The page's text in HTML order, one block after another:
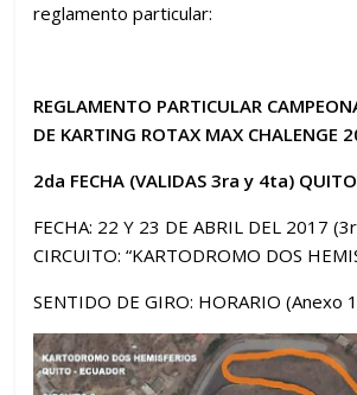
reglamento particular:
REGLAMENTO PARTICULAR
DE KARTING ROTAX MAX CHALENGE
2da FECHA (VALIDAS 3ra y 4ta) QUITO
FECHA: 22 Y 23 DE ABRIL DEL 2017
CIRCUITO: “KARTODROMO DOS
SENTIDO DE GIRO: HORARIO (Anexo